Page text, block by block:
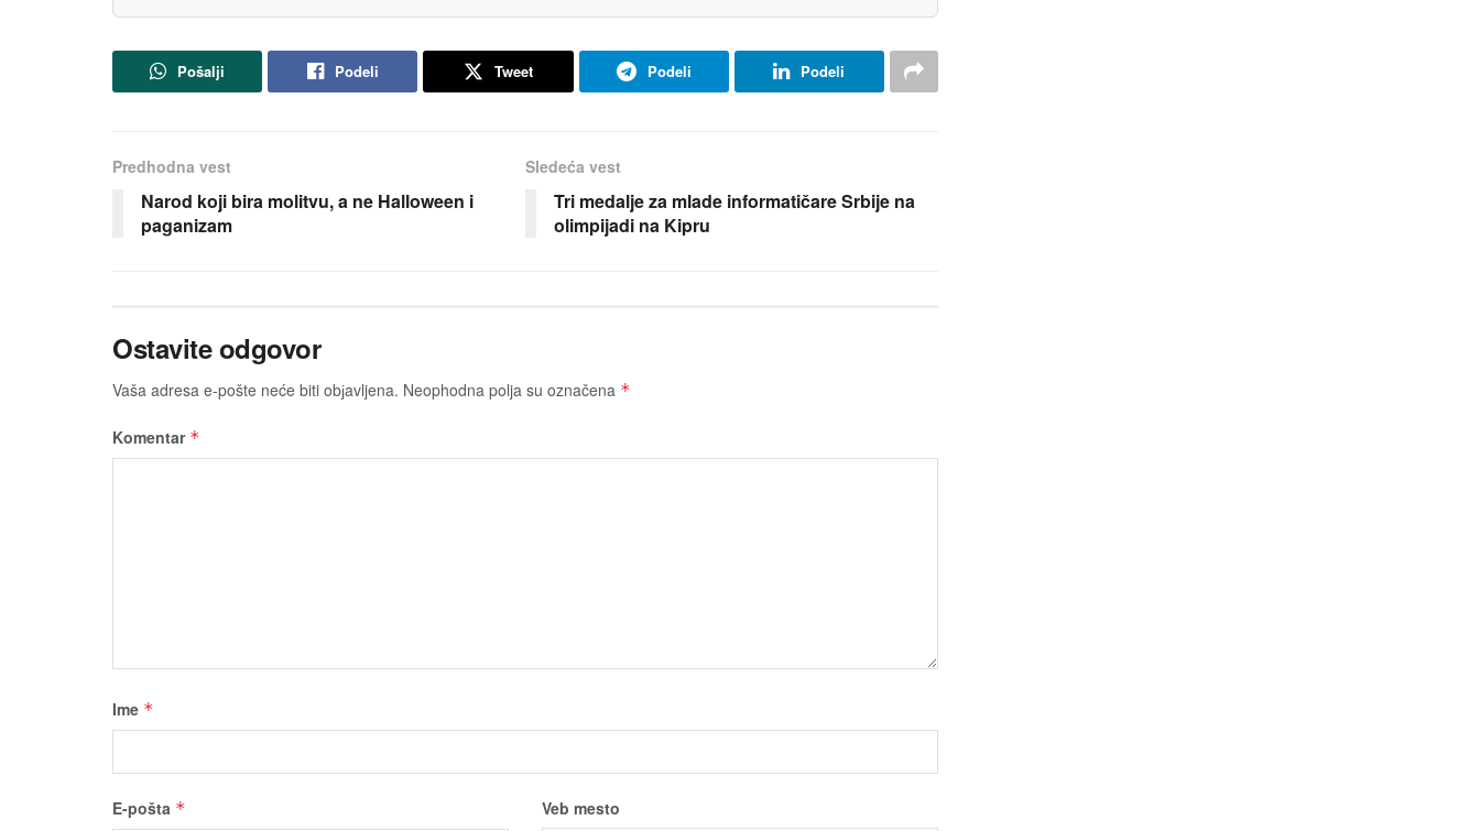
Pošalji Podeli Tweet Podeli Podeli
Predhodna vest
Narod koji bira molitvu, a ne Halloween i
paganizam
Sledeća vest
Tri medalje za mlade informatičare Srbije na
olimpijadi na Kipru
Ostavite odgovor
Vaša adresa e-pošte neće biti obјavljena. Neophodna polja su označena *
Komentar *
Ime *
E-pošta * Veb mesto